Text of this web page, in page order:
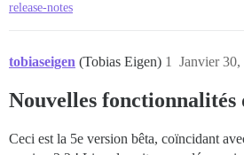
release-notes
tobiaseigen (Tobias Eigen) Janvier
1
Nouvelles fonctionnalités
Ceci est la 5e version bêta, coïncidant